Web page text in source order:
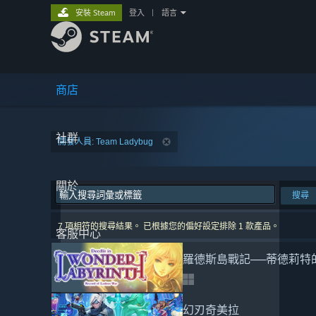
商店
社群
關於
客服中心
安裝 Steam 登入 語言
開發人員: Team Ladybug
搜尋
7 項相符的搜尋結果。 已根據您的偏好設定排除 1 款產品。
羅德斯島戰記──蒂德莉特
幻刃奇美拉